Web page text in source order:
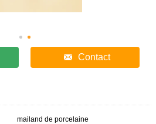
Contact
mailand de porcelaine